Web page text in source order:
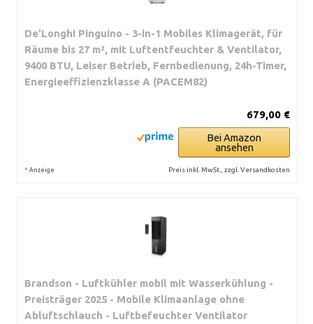
De'Longhi Pinguino - 3-in-1 Mobiles Klimagerät, für
Räume bis 27 m², mit Luftentfeuchter & Ventilator,
9400 BTU, Leiser Betrieb, Fernbedienung, 24h-Timer,
Energieeffizienzklasse A (PACEM82)
679,00 €
Bei Amazon
ansehen
* Anzeige Preis inkl. MwSt., zzgl. Versandkosten
Brandson - Luftkühler mobil mit Wasserkühlung -
Preisträger 2025 - Mobile Klimaanlage ohne
Abluftschlauch - Luftbefeuchter Ventilator